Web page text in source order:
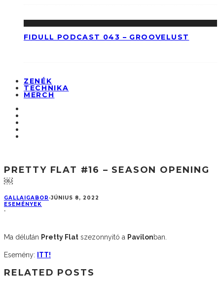
FIDULL PODCAST 043 – GROOVELUST
ZENÉK
TECHNIKA
MERCH
PRETTY FLAT #16 – SEASON OPENING
￼
GALLAIGABOR ·JÚNIUS 8, 2022
ESEMÉNYEK
·
Ma délután Pretty Flat szezonnyitó a Pavilonban.
Esemény: ITT!
RELATED POSTS